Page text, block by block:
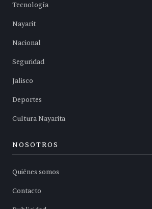
Tecnología
Nayarit
Nacional
Seguridad
Jalisco
Deportes
Cultura Nayarita
NOSOTROS
Quiénes somos
Contacto